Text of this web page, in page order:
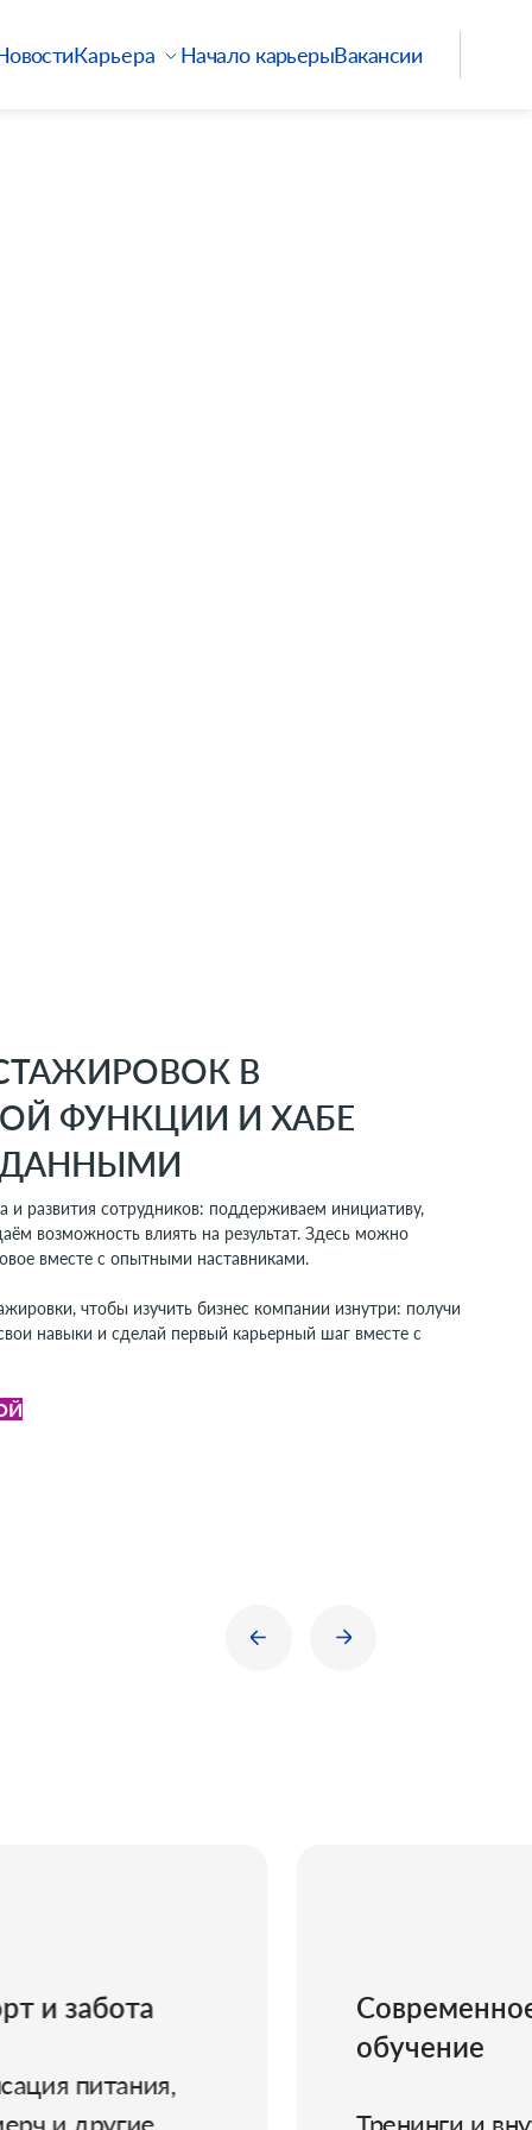
Карьера Начало карьерыВакансии
В
ФУНКЦИИ И ХАБЕ
ДАННЫМИ
и развития сотрудников: поддерживаем инициативу,
возможность влиять на результат. Здесь можно
вместе с опытными наставниками.
чтобы изучить бизнес компании изнутри: получи
навыки и сделай первый карьерный шаг вместе с
Современное
Тренинги и внутренние